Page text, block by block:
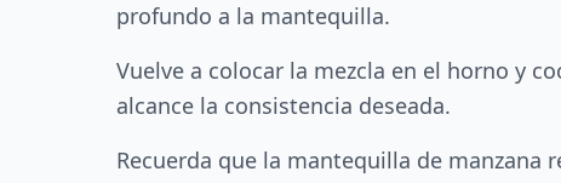
profundo a la mantequilla.
Vuelve a colocar la mezcla en el horno y
alcance la consistencia deseada.
Recuerda que la mantequilla de manzana